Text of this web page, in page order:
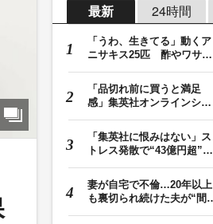
最新 24時間
「うわ、生きてる」動くア
ニサキス25匹 酢やワサビ
「品切れ前に買うと満足
感」集英社オンラインショ
「集英社に恨みはない」ス
トレス発散で“43億円超”の
妻が自宅で不倫…20年以上
も裏切られ続けた夫が“間